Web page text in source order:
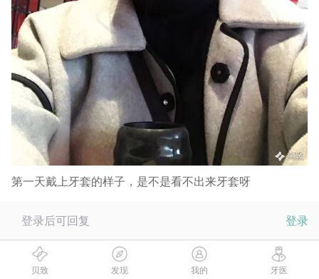
第一天戴上牙套的样子，是不是看不出来牙套呀
登录后可回复 登录
贝致 发现 我的 牙医